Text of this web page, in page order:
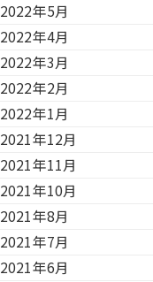
2022年5月
2022年4月
2022年3月
2022年2月
2022年1月
2021年12月
2021年11月
2021年10月
2021年8月
2021年7月
2021年6月